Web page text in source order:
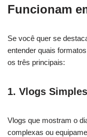
Funcionam
Se você quer se
entender quais
os três principais:
1. Vlogs
Vlogs que mostram o
complexas ou